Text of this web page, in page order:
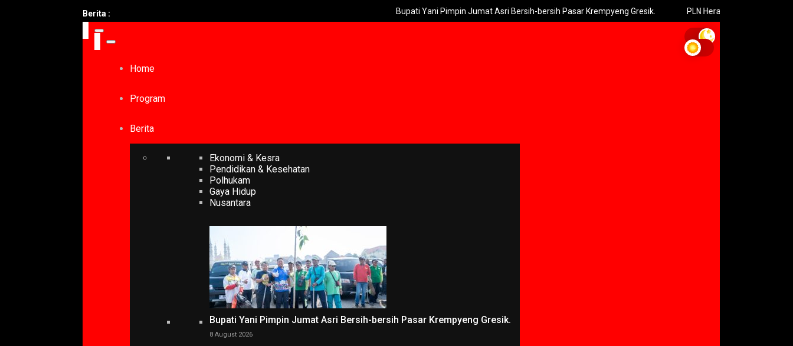
Berita : Bupati Yani Pimpin Jumat Asri Bersih-bersih Pasar Krempyeng Gresik. PLN Heran 10 Tiang Listrik Roboh
Home
Program
Berita
Ekonomi & Kesra
Pendidikan & Kesehatan
Polhukam
Gaya Hidup
Nusantara
Bupati Yani Pimpin Jumat Asri Bersih-bersih Pasar Krempyeng Gresik.
8 August 2026